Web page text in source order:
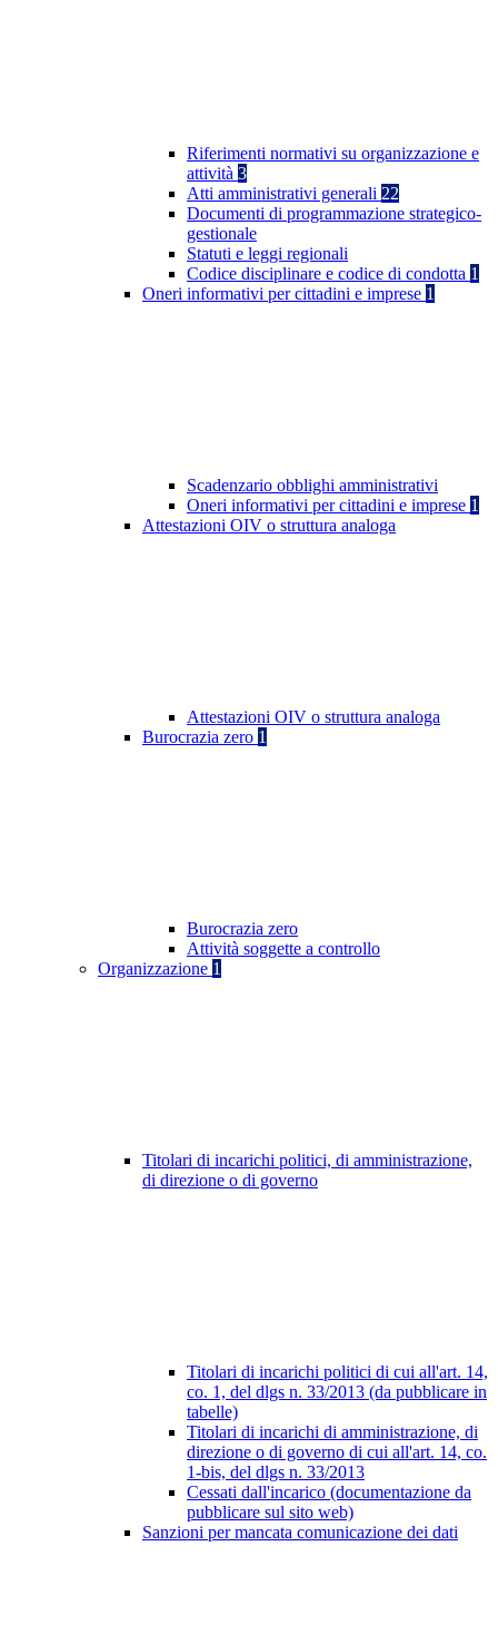
Riferimenti normativi su organizzazione e
attività 3
Atti amministrativi generali 22
Documenti di programmazione strategico-
gestionale
Statuti e leggi regionali
Codice disciplinare e codice di condotta 1
Oneri informativi per cittadini e imprese 1
Scadenzario obblighi amministrativi
Oneri informativi per cittadini e imprese 1
Attestazioni OIV o struttura analoga
Attestazioni OIV o struttura analoga
Burocrazia zero 1
Burocrazia zero
Attività soggette a controllo
Organizzazione 1
Titolari di incarichi politici, di amministrazione,
di direzione o di governo
Titolari di incarichi politici di cui all'art. 14,
co. 1, del dlgs n. 33/2013 (da pubblicare in
tabelle)
Titolari di incarichi di amministrazione, di
direzione o di governo di cui all'art. 14, co.
1-bis, del dlgs n. 33/2013
Cessati dall'incarico (documentazione da
pubblicare sul sito web)
Sanzioni per mancata comunicazione dei dati